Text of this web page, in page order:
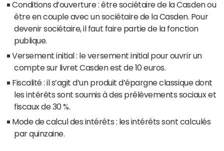
Conditions d’ouverture : être sociétaire de la Casden ou
être en couple avec un sociétaire de la Casden. Pour
devenir sociétaire, il faut faire partie de la fonction
publique.
Versement initial : le versement initial pour ouvrir un
compte sur livret Casden est de 10 euros.
Fiscalité : il s’agit d’un produit d’épargne classique dont
les intérêts sont soumis à des prélèvements sociaux et
fiscaux de 30 %.
Mode de calcul des intérêts : les intérêts sont calculés
par quinzaine.